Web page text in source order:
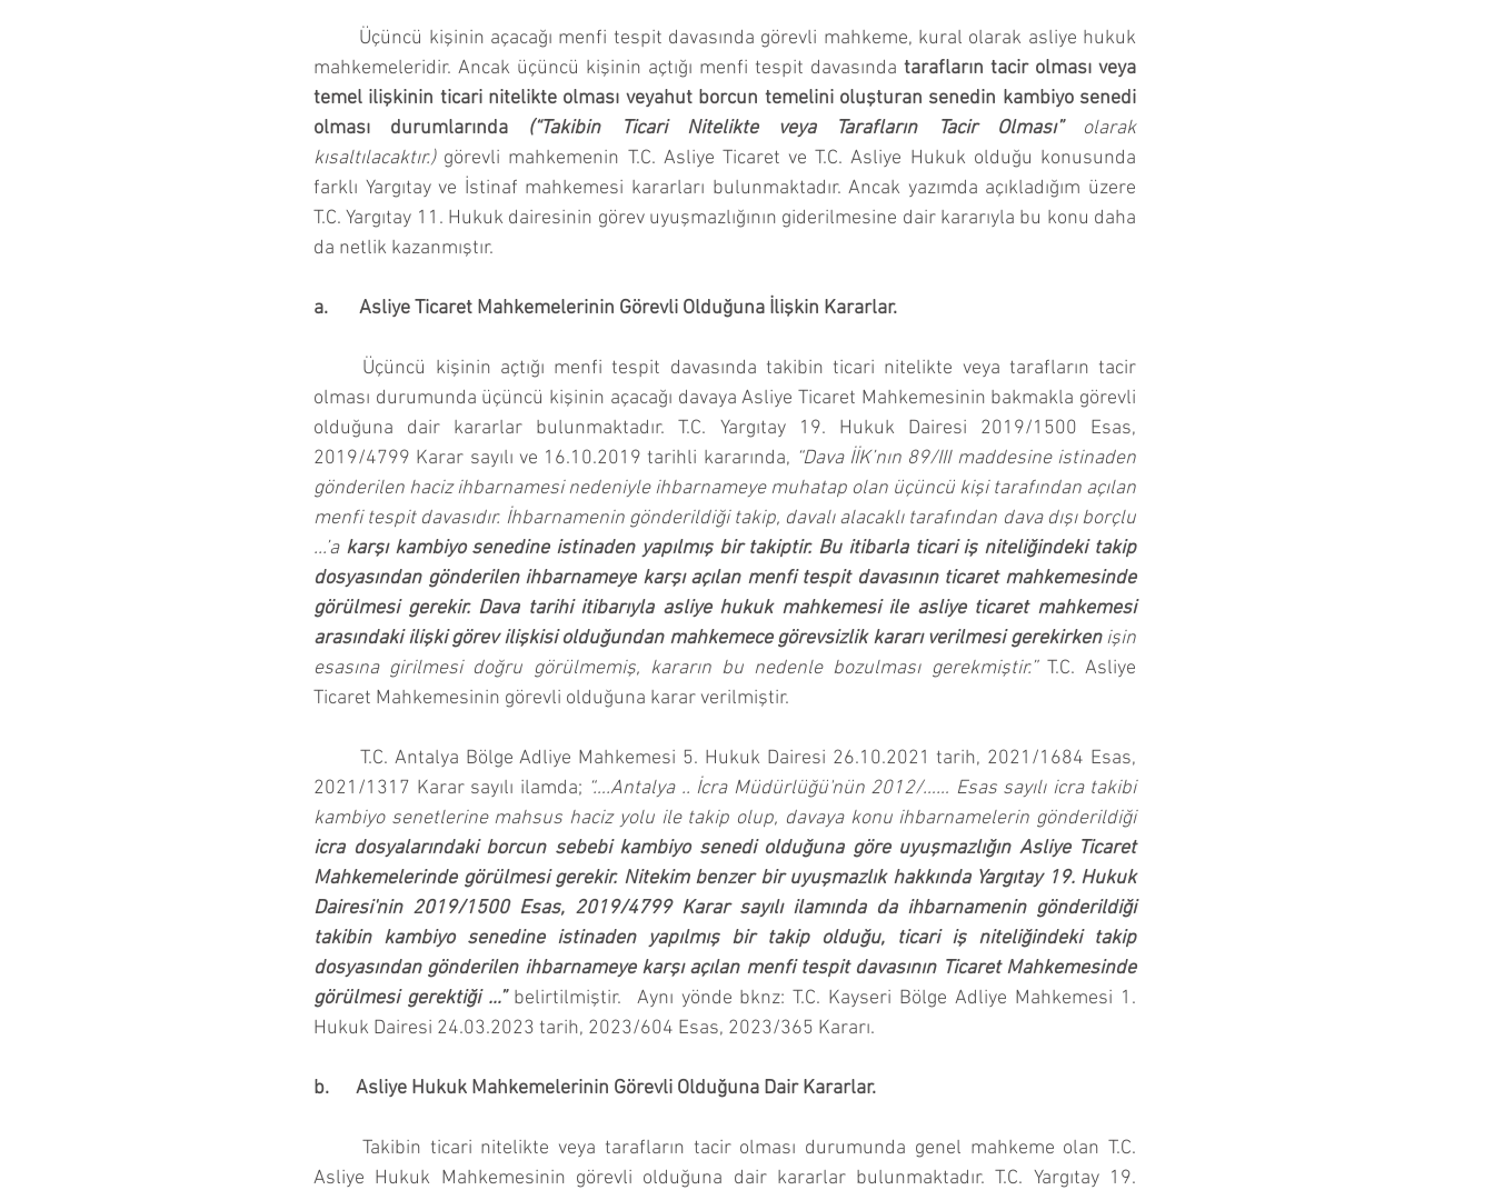
Üçüncü kişinin açacağı menfi tespit davasında görevli mahkeme, kural olarak asliye hukuk
mahkemeleridir. Ancak üçüncü kişinin açtığı menfi tespit davasında tarafların tacir olması veya
temel ilişkinin ticari nitelikte olması veyahut borcun temelini oluşturan senedin kambiyo senedi
olması durumlarında (“Takibin Ticari Nitelikte veya Tarafların Tacir Olması” olarak
kısaltılacaktır.) görevli mahkemenin T.C. Asliye Ticaret ve T.C. Asliye Hukuk olduğu konusunda
farklı Yargıtay ve İstinaf mahkemesi kararları bulunmaktadır. Ancak yazımda açıkladığım üzere
T.C. Yargıtay 11. Hukuk dairesinin görev uyuşmazlığının giderilmesine dair kararıyla bu konu daha
da netlik kazanmıştır.
a.       Asliye Ticaret Mahkemelerinin Görevli Olduğuna İlişkin Kararlar.
Üçüncü kişinin açtığı menfi tespit davasında takibin ticari nitelikte veya tarafların tacir
olması durumunda üçüncü kişinin açacağı davaya Asliye Ticaret Mahkemesinin bakmakla görevli
olduğuna dair kararlar bulunmaktadır. T.C. Yargıtay 19. Hukuk Dairesi 2019/1500 Esas,
2019/4799 Karar sayılı ve 16.10.2019 tarihli kararında, “Dava İİK’nın 89/III maddesine istinaden
gönderilen haciz ihbarnamesi nedeniyle ihbarnameye muhatap olan üçüncü kişi tarafından açılan
menfi tespit davasıdır. İhbarnamenin gönderildiği takip, davalı alacaklı tarafından dava dışı borçlu
...’a karşı kambiyo senedine istinaden yapılmış bir takiptir. Bu itibarla ticari iş niteliğindeki takip
dosyasından gönderilen ihbarnameye karşı açılan menfi tespit davasının ticaret mahkemesinde
görülmesi gerekir. Dava tarihi itibarıyla asliye hukuk mahkemesi ile asliye ticaret mahkemesi
arasındaki ilişki görev ilişkisi olduğundan mahkemece görevsizlik kararı verilmesi gerekirken işin
esasına girilmesi doğru görülmemiş, kararın bu nedenle bozulması gerekmiştir.” T.C. Asliye
Ticaret Mahkemesinin görevli olduğuna karar verilmiştir.
T.C. Antalya Bölge Adliye Mahkemesi 5. Hukuk Dairesi 26.10.2021 tarih, 2021/1684 Esas,
2021/1317 Karar sayılı ilamda; “….Antalya .. İcra Müdürlüğü'nün 2012/…… Esas sayılı icra takibi
kambiyo senetlerine mahsus haciz yolu ile takip olup, davaya konu ihbarnamelerin gönderildiği
icra dosyalarındaki borcun sebebi kambiyo senedi olduğuna göre uyuşmazlığın Asliye Ticaret
Mahkemelerinde görülmesi gerekir. Nitekim benzer bir uyuşmazlık hakkında Yargıtay 19. Hukuk
Dairesi'nin 2019/1500 Esas, 2019/4799 Karar sayılı ilamında da ihbarnamenin gönderildiği
takibin kambiyo senedine istinaden yapılmış bir takip olduğu, ticari iş niteliğindeki takip
dosyasından gönderilen ihbarnameye karşı açılan menfi tespit davasının Ticaret Mahkemesinde
görülmesi gerektiği …” belirtilmiştir.  Aynı yönde bknz: T.C. Kayseri Bölge Adliye Mahkemesi 1.
Hukuk Dairesi 24.03.2023 tarih, 2023/604 Esas, 2023/365 Kararı.
b.      Asliye Hukuk Mahkemelerinin Görevli Olduğuna Dair Kararlar.
Takibin ticari nitelikte veya tarafların tacir olması durumunda genel mahkeme olan T.C.
Asliye Hukuk Mahkemesinin görevli olduğuna dair kararlar bulunmaktadır. T.C. Yargıtay 19.